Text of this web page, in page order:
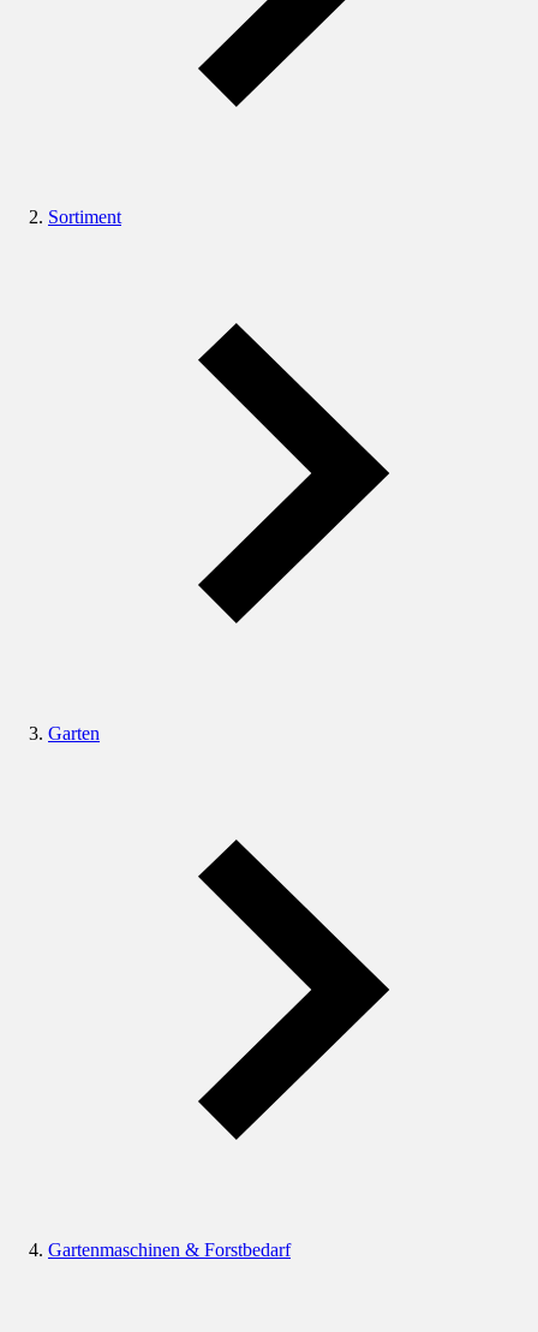
Sortiment
Garten
Gartenmaschinen & Forstbedarf